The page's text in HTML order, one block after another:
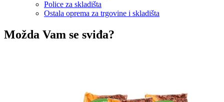
Police za skladišta
Ostala oprema za trgovine i skladišta
Možda Vam se sviđa?